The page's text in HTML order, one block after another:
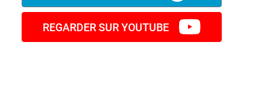
REGARDER SUR YOUTUBE